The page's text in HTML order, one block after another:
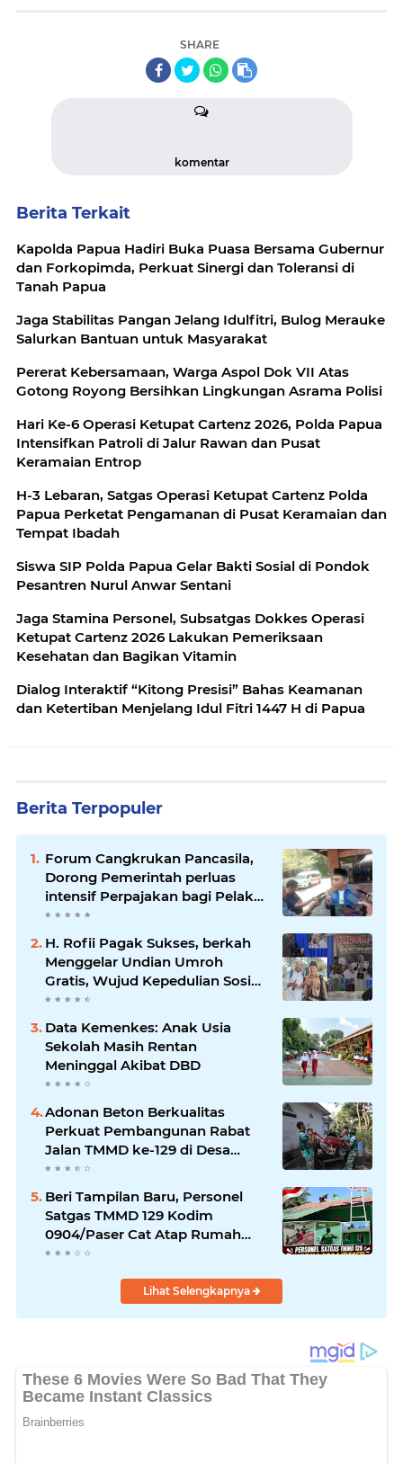
SHARE
komentar
Berita Terkait
Kapolda Papua Hadiri Buka Puasa Bersama Gubernur
dan Forkopimda, Perkuat Sinergi dan Toleransi di
Tanah Papua
Jaga Stabilitas Pangan Jelang Idulfitri, Bulog Merauke
Salurkan Bantuan untuk Masyarakat
Pererat Kebersamaan, Warga Aspol Dok VII Atas
Gotong Royong Bersihkan Lingkungan Asrama Polisi
Hari Ke-6 Operasi Ketupat Cartenz 2026, Polda Papua
Intensifkan Patroli di Jalur Rawan dan Pusat
Keramaian Entrop
H-3 Lebaran, Satgas Operasi Ketupat Cartenz Polda
Papua Perketat Pengamanan di Pusat Keramaian dan
Tempat Ibadah
Siswa SIP Polda Papua Gelar Bakti Sosial di Pondok
Pesantren Nurul Anwar Sentani
Jaga Stamina Personel, Subsatgas Dokkes Operasi
Ketupat Cartenz 2026 Lakukan Pemeriksaan
Kesehatan dan Bagikan Vitamin
Dialog Interaktif “Kitong Presisi” Bahas Keamanan
dan Ketertiban Menjelang Idul Fitri 1447 H di Papua
Berita Terpopuler
Forum Cangkrukan Pancasila,
Dorong Pemerintah perluas
intensif Perpajakan bagi Pelaku
Usaha UMKM.
H. Rofii Pagak Sukses, berkah
Menggelar Undian Umroh
Gratis, Wujud Kepedulian Sosial
berbagi.
Data Kemenkes: Anak Usia
Sekolah Masih Rentan
Meninggal Akibat DBD
Adonan Beton Berkualitas
Perkuat Pembangunan Rabat
Jalan TMMD ke-129 di Desa
Ledoktempuro
Beri Tampilan Baru, Personel
Satgas TMMD 129 Kodim
0904/Paser Cat Atap Rumah
Marbot
Lihat Selengkapnya